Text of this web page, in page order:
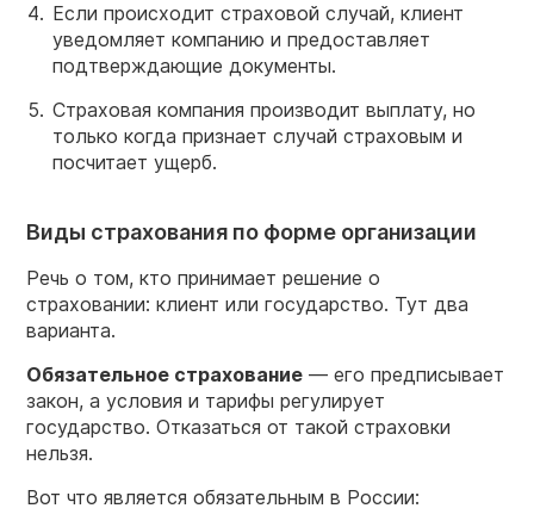
Если происходит страховой случай, клиент
уведомляет компанию и предоставляет
подтверждающие документы.
Страховая компания производит выплату, но
только когда признает случай страховым и
посчитает ущерб.
Виды страхования по форме организации
Речь о том, кто принимает решение о
страховании: клиент или государство. Тут два
варианта.
Обязательное страхование — его предписывает
закон, а условия и тарифы регулирует
государство. Отказаться от такой страховки
нельзя.
Вот что является обязательным в России: